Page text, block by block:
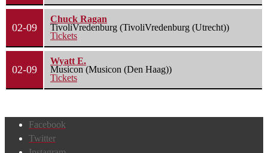
02-09
Chuck Ragan
TivoliVredenburg (TivoliVredenburg (Utrecht))
Tickets
02-09
Wyatt E.
Musicon (Musicon (Den Haag))
Tickets
Facebook
Twitter